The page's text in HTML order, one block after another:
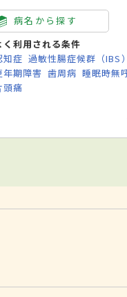
病名から探す
く利用される条件
知症 過敏性腸症候群（IBS）
年期障害 歯周病 睡眠時無
頭痛